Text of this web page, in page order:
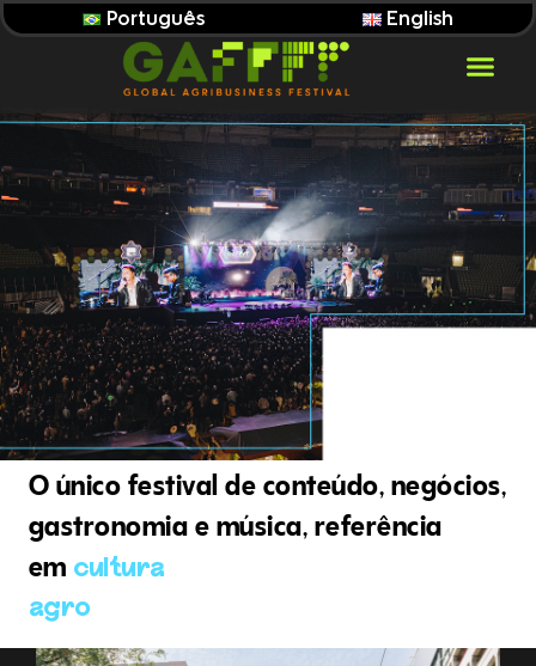
Português English
O único festival de conteúdo, negócios,
gastronomia e música, referência
em cultura
agro